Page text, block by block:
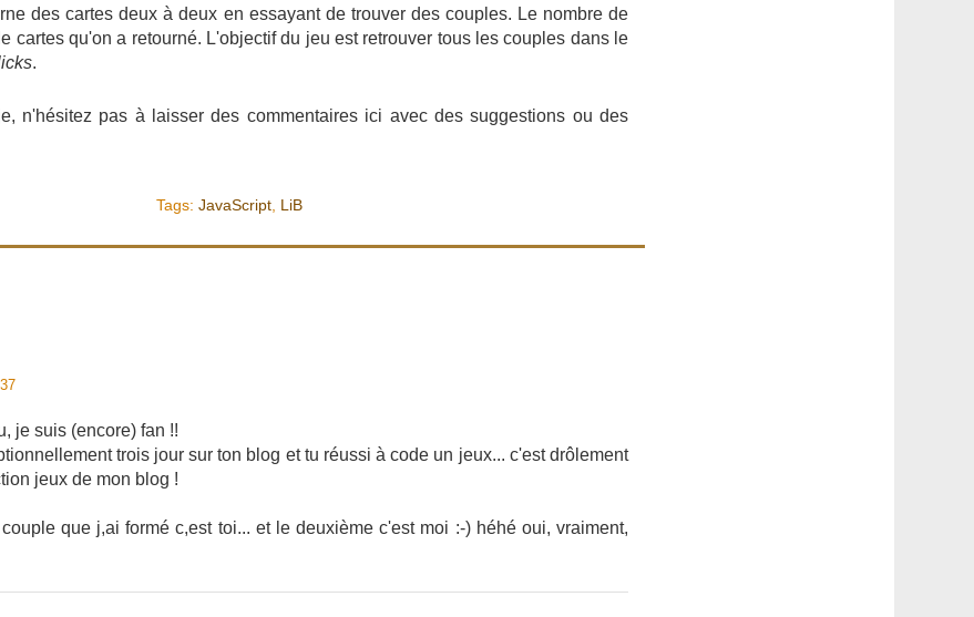
des cartes deux à deux en essayant de trouver des couples. Le nombre de
cartes qu'on a retourné. L'objectif du jeu est retrouver tous les couples dans le
.
n'hésitez pas à laisser des commentaires ici avec des suggestions ou des
Tags: JavaScript LiB
je suis (encore) fan !!
trois jour sur ton blog et tu réussi à code un jeux... c'est drôlement
jeux de mon blog !
que j,ai formé c,est toi... et le deuxième c'est moi :-) héhé oui, vraiment,